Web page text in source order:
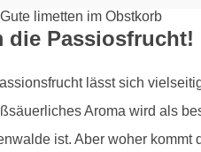
die Passiosfrucht!
lässt sich
Aroma wird als
ist. Aber woher